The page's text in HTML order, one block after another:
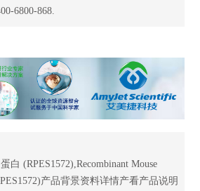
6800-868.
白 (RPES1572),Recombinant Mouse
产品背景资料详情产看产品说明